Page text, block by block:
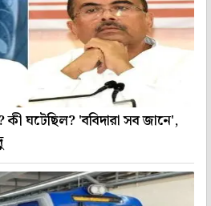
ঘটেছিল? 'ববিদারা সব জানে',